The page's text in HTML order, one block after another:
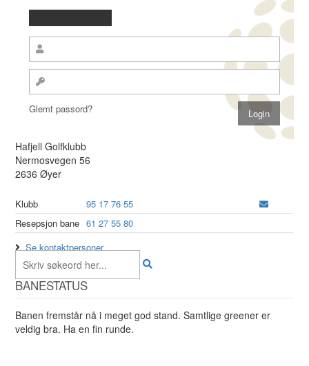
Glemt passord?
Hafjell Golfklubb
Nermosvegen 56
2636 Øyer
Klubb
95 17 76 55
Resepsjon bane 61 27 55 80
Se kontaktpersoner
BANESTATUS
Banen fremstår nå i meget god stand. Samtlige greener er
veldig bra. Ha en fin runde.